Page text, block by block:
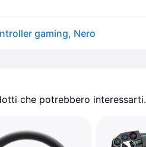
gaming, Nero
che potrebbero interessarti.